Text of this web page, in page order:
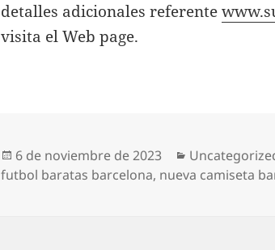
detalles adicionales referente
visita el Web page.
Publicado
el
6 de noviembre de 2023 Categorías
futbol baratas barcelona, nueva camiseta